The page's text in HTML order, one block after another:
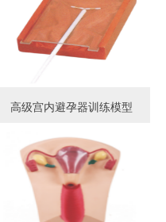
高级宫内避孕器训练模型